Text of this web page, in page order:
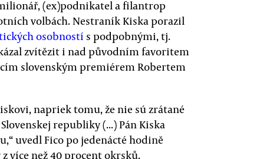
(ex)podnikatel a filantrop
volbách. Nestraník Kiska porazil
osobností s podpobnými, tj.
zvítězit i nad původním favoritem
slovenským premiérem Robertem
napriek tomu, že nie sú zrátané
republiky (...) Pán Kiska
uvedl Fico po jedenácté hodině
více než 40 procent okrsků.